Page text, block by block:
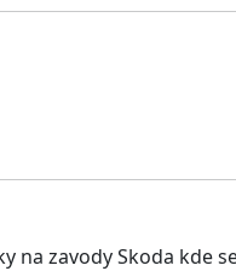
zavody Skoda kde